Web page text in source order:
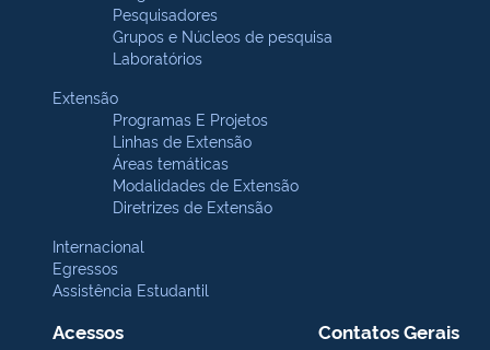
Pesquisadores
Grupos e Núcleos de pesquisa
Laboratórios
Extensão
Programas E Projetos
Linhas de Extensão
Áreas temáticas
Modalidades de Extensão
Diretrizes de Extensão
Internacional
Egressos
Assistência Estudantil
Acessos Contatos Gerais